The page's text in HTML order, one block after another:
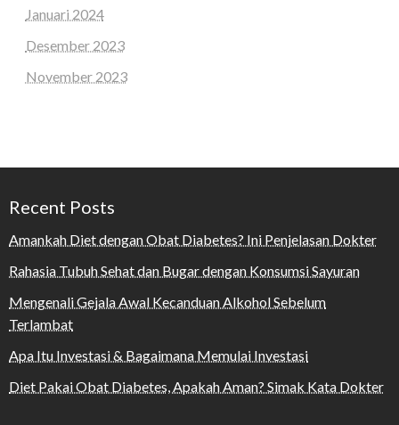
Januari 2024
Desember 2023
November 2023
Recent Posts
Amankah Diet dengan Obat Diabetes? Ini Penjelasan Dokter
Rahasia Tubuh Sehat dan Bugar dengan Konsumsi Sayuran
Mengenali Gejala Awal Kecanduan Alkohol Sebelum
Terlambat
Apa Itu Investasi & Bagaimana Memulai Investasi
Diet Pakai Obat Diabetes, Apakah Aman? Simak Kata Dokter